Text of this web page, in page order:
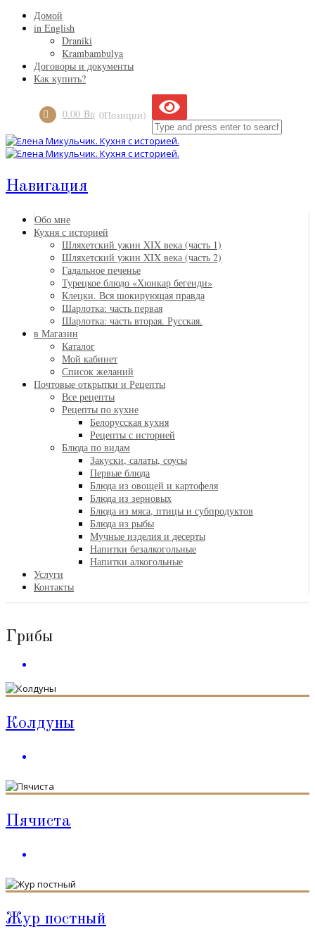
Домой
in English
Draniki
Krambambulya
Договоры и документы
Как купить?
0.00 Br( 0Позиции)
Навигация
Обо мне
Кухня с историей
Шляхетский ужин XIX века (часть 1)
Шляхетский ужин XIX века (часть 2)
Гадальное печенье
Турецкое блюдо «Хюнкар бегенди»
Клецки. Вся шокирующая правда
Шарлотка: часть первая
Шарлотка: часть вторая. Русская.
в Магазин
Каталог
Мой кабинет
Список желаний
Почтовые открытки и Рецепты
Все рецепты
Рецепты по кухне
Белорусская кухня
Рецепты с историей
Блюда по видам
Закуски, салаты, соусы
Первые блюда
Блюда из овощей и картофеля
Блюда из зерновых
Блюда из мяса, птицы и субпродуктов
Блюда из рыбы
Мучные изделия и десерты
Напитки безалкогольные
Напитки алкогольные
Услуги
Контакты
Грибы
Колдуны
Пячиста
Жур постный